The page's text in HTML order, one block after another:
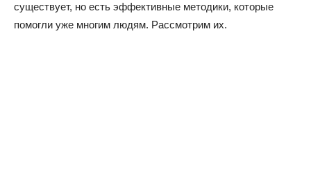
существует, но есть эффективные методики, которые
помогли уже многим людям. Рассмотрим их.